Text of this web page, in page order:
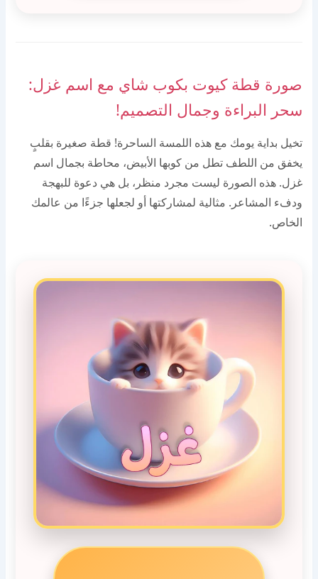
صورة قطة كيوت بكوب شاي مع اسم غزل:
سحر البراءة وجمال التصميم!
تخيل بداية يومك مع هذه اللمسة الساحرة! قطة صغيرة بقلبٍ
يخفق من اللطف تطل من كوبها الأبيض، محاطة بجمال اسم
غزل. هذه الصورة ليست مجرد منظر، بل هي دعوة للبهجة
ودفء المشاعر. مثالية لمشاركتها أو لجعلها جزءًا من عالمك
الخاص.